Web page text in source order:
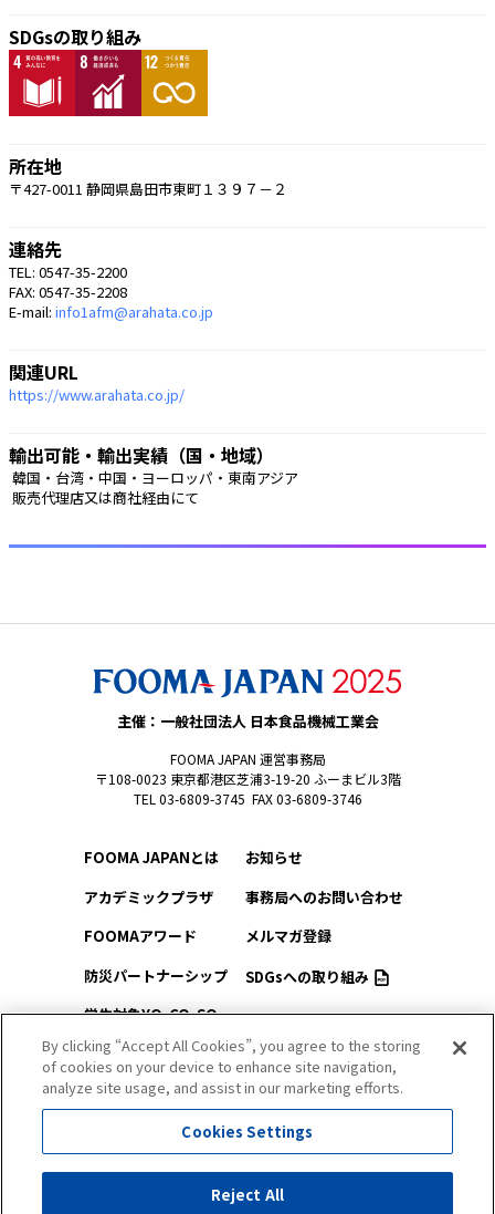
SDGsの取り組み
所在地
〒427-0011 静岡県島田市東町１３９７－２
連絡先
TEL: 0547-35-2200
FAX: 0547-35-2208
E-mail: info1afm@arahata.co.jp
関連URL
https://www.arahata.co.jp/
輸出可能・輸出実績（国・地域）
韓国・台湾・中国・ヨーロッパ・東南アジア
販売代理店又は商社経由にて
主催：一般社団法人 日本食品機械工業会
FOOMA JAPAN 運営事務局
〒108-0023 東京都港区芝浦3-19-20 ふーまビル3階
TEL 03-6809-3745 FAX 03-6809-3746
FOOMA JAPANとは
アカデミックプラザ
FOOMAアワード
防災パートナーシップ
学生対象YO-CO-SO
（ようこそ）FOOMA
会場アクセス
会場マップ
出展社情報
セミナー・シンポジウム
お知らせ
事務局へのお問い合わせ
メルマガ登録
SDGsへの取り組み
プライバシーポリシー
サイトマップ
By clicking “Accept All Cookies”, you agree to the storing
of cookies on your device to enhance site navigation,
analyze site usage, and assist in our marketing efforts.
Cookies Settings
Reject All